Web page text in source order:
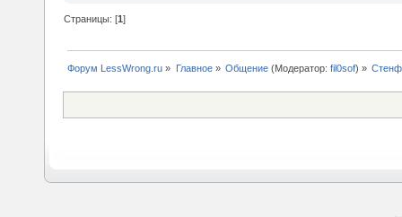
Страницы: [1]
Форум LessWrong.ru » Главное» Общение(Модератор: fil0sof) »